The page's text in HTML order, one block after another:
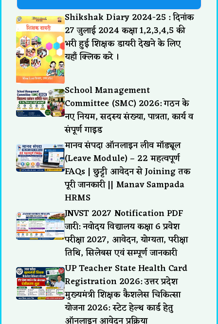
Shikshak Diary 2024-25 : दिनांक
27 जुलाई 2024 कक्षा 1,2,3,4,5 की
भरी हुई शिक्षक डायरी देखने के लिए
यहाँ क्लिक करे ।
School Management
Committee (SMC) 2026: गठन के
नए नियम, सदस्य संख्या, पात्रता, कार्य व
संपूर्ण गाइड
मानव संपदा ऑनलाइन लीव मॉड्यूल
(Leave Module) – 22 महत्वपूर्ण
FAQs | छुट्टी आवेदन से Joining तक
पूरी जानकारी || Manav Sampada
HRMS
JNVST 2027 Notification PDF
जारी: नवोदय विद्यालय कक्षा 6 प्रवेश
परीक्षा 2027, आवेदन, योग्यता, परीक्षा
तिथि, सिलेबस एवं सम्पूर्ण जानकारी
UP Teacher State Health Card
Registration 2026: उत्तर प्रदेश
मुख्यमंत्री शिक्षक कैशलेस चिकित्सा
योजना 2026: स्टेट हेल्थ कार्ड हेतु